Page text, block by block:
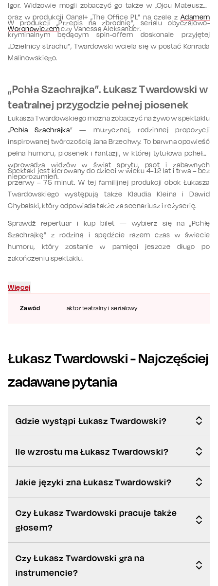
Zawód aktor teatralny i serialowy
Igor. Widzowie mogli zobaczyć go także w „Ojcu Mateuszu”
oraz w produkcji Canal+ „The Office PL” na czele z Adamem
Woronowiczemczy Vanessą Aleksander.
W produkcji „Przepis na zbrodnię”, serialu obyczajowo-
kryminalnym będącym spin-offem doskonale przyjętej
„Dzielnicy strachu”, Twardowski wciela się w postać Konrada
Malinowskiego.
„Pchła Szachrajka”. Łukasz Twardowski w
teatralnej przygodzie pełnej piosenek
Łukasza Twardowskiego można zobaczyć na żywo w spektaklu
„Pchła Szachrajka” — muzycznej, rodzinnej propozycji
inspirowanej twórczością Jana Brzechwy. To barwna opowieść
pełna humoru, piosenek i fantazji, w której tytułowa pchełka
wprowadza widzów w świat sprytu, psot i zabawnych
nieporozumień.
Spektakl jest kierowany do dzieci w wieku 4-12 lat i trwa – bez
przerwy – 75 minut. W tej familijnej produkcji obok Łukasza
Twardowskiego występują także Klaudia Kleina i Dawid
Chybalski, który odpowiada także za scenariusz i reżyserię.
Sprawdź repertuar i kup bilet — wybierz się na „Pchłę
Szachrajkę” z rodziną i spędźcie razem czas w świecie
humoru, który zostanie w pamięci jeszcze długo po
zakończeniu spektaklu.
Więcej
Łukasz Twardowski- Najczęściej
zadawane pytania
Gdzie wystąpi Łukasz Twardowski?
Ile wzrostu ma Łukasz Twardowski?
Jakie języki zna Łukasz Twardowski?
Czy Łukasz Twardowski pracuje także
głosem?
Czy Łukasz Twardowski gra na
instrumencie?